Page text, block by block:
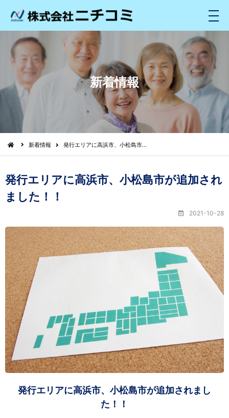
メ
ニ
ュ
新着情報
新着情報 発行エリアに高浜市、小松島市…
発行エリアに高浜市、小松島市が追加され
ました！！
2021-10-28
発行エリアに高浜市、小松島市が追加されまし
た！！